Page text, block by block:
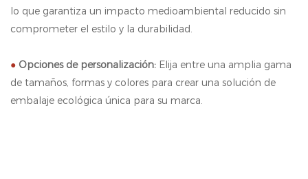
lo que garantiza un impacto medioambiental reducido sin
comprometer el estilo y la durabilidad.
● Opciones de personalización: Elija entre una amplia gama
de tamaños, formas y colores para crear una solución de
embalaje ecológica única para su marca.